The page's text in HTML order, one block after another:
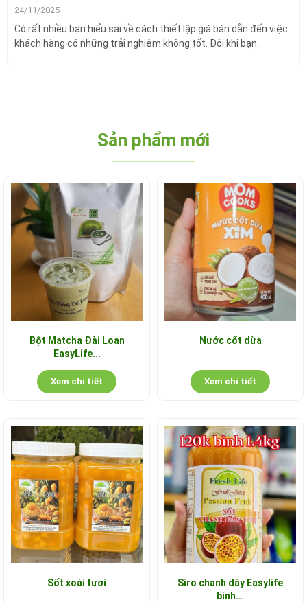
24/11/2025
Có rất nhiều bạn hiểu sai về cách thiết lập giá bán dẫn đến việc
khách hàng có những trải nghiệm không tốt. Đôi khi bạn...
Sản phẩm mới
Bột Matcha Đài Loan
EasyLife...
Xem chi tiết
Nước cốt dừa
Xem chi tiết
Sốt xoài tươi
Siro chanh dây Easylife
bình...